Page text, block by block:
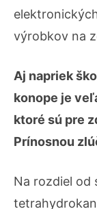
výrobkov na
Aj napriek
konope je
ktoré sú pre
Prínosnou
Na rozdiel od